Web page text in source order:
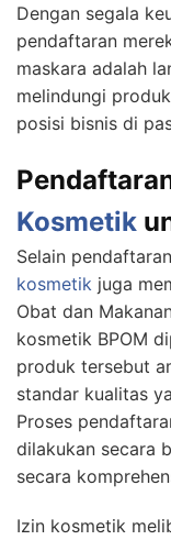
Dengan segala
pendaftaran
maskara adalah
melindungi
posisi bisnis di
Kosmetik
Selain
kosmetik juga
Obat dan
kosmetik BPOM
produk tersebut
standar kualitas
Proses
dilakukan secara
secara
Izin kosmetik